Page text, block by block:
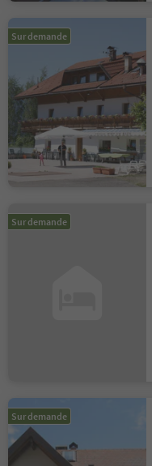
Sur demande
Sur demande
Sur demande